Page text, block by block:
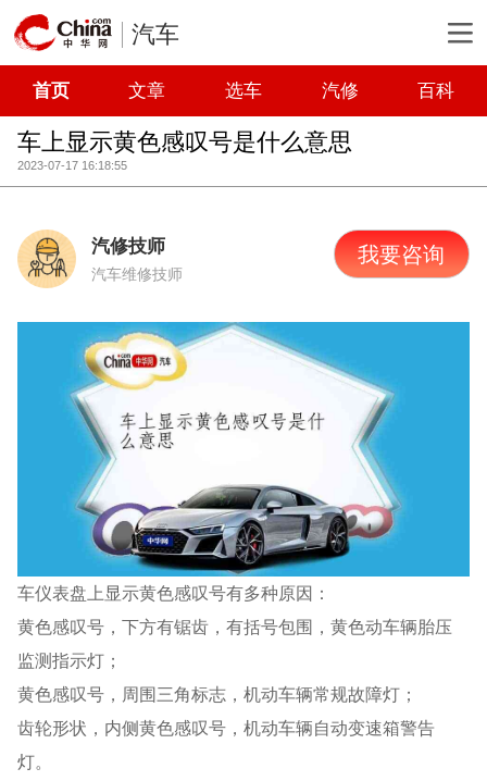
汽车
首页 文章 选车 汽修 百科
车上显示黄色感叹号是什么意思
2023-07-17 16:18:55
汽修技师
汽车维修技师
我要咨询
车仪表盘上显示黄色感叹号有多种原因：
黄色感叹号，下方有锯齿，有括号包围，黄色动车辆胎压
监测指示灯；
黄色感叹号，周围三角标志，机动车辆常规故障灯；
齿轮形状，内侧黄色感叹号，机动车辆自动变速箱警告
灯。